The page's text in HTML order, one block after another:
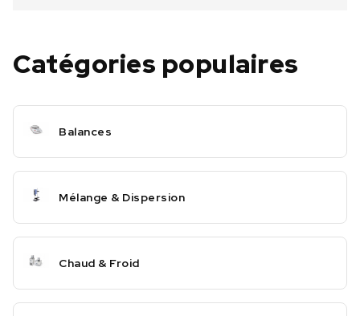
Catégories populaires
Balances
Mélange & Dispersion
Chaud & Froid